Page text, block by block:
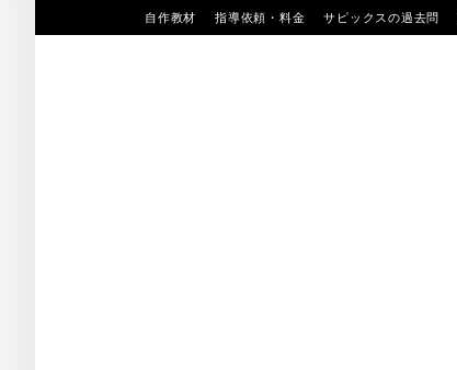
to
自作教材 指導依頼・料金 サピックスの過去問